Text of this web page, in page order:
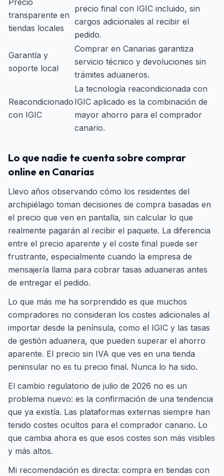
Precio
transparente en
tiendas locales
precio final con IGIC incluido, sin
cargos adicionales al recibir el
pedido.
Garantía y
soporte local
Comprar en Canarias garantiza
servicio técnico y devoluciones sin
trámites aduaneros.
Reacondicionado
con IGIC
La tecnología reacondicionada con
IGIC aplicado es la combinación de
mayor ahorro para el comprador
canario.
Lo que nadie te cuenta sobre comprar
online en Canarias
Llevo años observando cómo los residentes del
archipiélago toman decisiones de compra basadas en
el precio que ven en pantalla, sin calcular lo que
realmente pagarán al recibir el paquete. La diferencia
entre el precio aparente y el coste final puede ser
frustrante, especialmente cuando la empresa de
mensajería llama para cobrar tasas aduaneras antes
de entregar el pedido.
Lo que más me ha sorprendido es que muchos
compradores no consideran los costes adicionales al
importar desde la península, como el IGIC y las tasas
de gestión aduanera, que pueden superar el ahorro
aparente. El precio sin IVA que ves en una tienda
peninsular no es tu precio final. Nunca lo ha sido.
El cambio regulatorio de julio de 2026 no es un
problema nuevo: es la confirmación de una tendencia
que ya existía. Las plataformas externas siempre han
tenido costes ocultos para el comprador canario. Lo
que cambia ahora es que esos costes son más visibles
y más altos.
Mi recomendación es directa: compra en tiendas con